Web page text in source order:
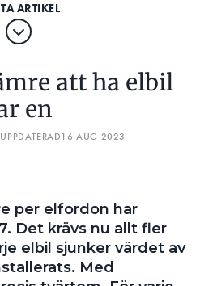
att ha elbil
en
16 AUG 2023
per elfordon har
Det krävs nu allt fler
elbil sjunker värdet av
Med